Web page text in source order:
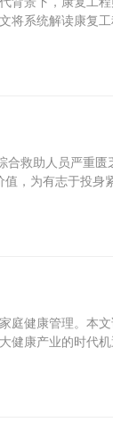
将系统解读康复
合救助人员严重匮
，为有志于投身
庭健康管理。本
健康产业的时代机